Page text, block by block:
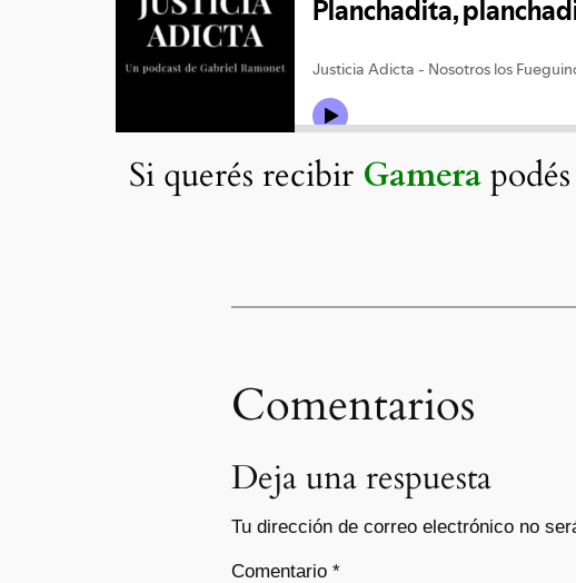
Si querés recibir Gamerapodés
Comentarios
Deja una respuesta
Tu dirección de correo electrónico no
Comentario *